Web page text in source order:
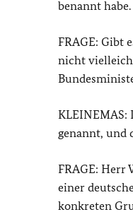
benannt habe.
FRAGE: Gibt
nicht
KLEINEMAS:
genannt, und
FRAGE: Herr
einer
konkreten